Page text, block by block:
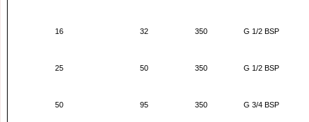
16 32 350 G 1/2 BSP
25 50 350 G 1/2 BSP
50 95 350 G 3/4 BSP